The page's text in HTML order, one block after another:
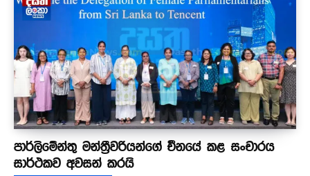
පාර්ලිමේන්තු මන්ත්‍රීවරියන්ගේ චීනයේ කළ සංචාරය
සාර්ථකව අවසන් කරයි